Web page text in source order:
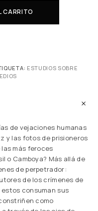
CARRITO
ESTUDIOS SOBRE
de vejaciones humanas
y las fotos de prisioneros
más feroces
o Camboya? Más allá de
de perpetrador:
de los crímenes de
consuman sus
como